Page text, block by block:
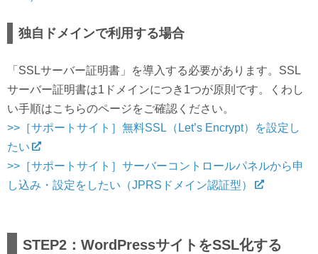
独自ドメインで利用する場合
「SSLサーバー証明書」を導入する必要があります。SSL
サーバー証明書は1ドメインにつき1つが原則です。くわし
い手順はこちらのページをご確認ください。
>>［サポートサイト］無料SSL（Let’s Encrypt）を設定し
たい
>>［サポートサイト］サーバーコントロールパネルから申
し込み・設定をしたい（JPRSドメイン認証型）
STEP2：WordPressサイトをSSL化する